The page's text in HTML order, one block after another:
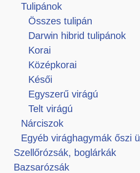
Tulipánok
Összes tulipán
Darwin hibrid tulipánok
Korai
Középkorai
Késői
Egyszerű virágú
Telt virágú
Nárciszok
Egyéb virághagymák őszi
Szellőrózsák, boglárkák
Bazsarózsák